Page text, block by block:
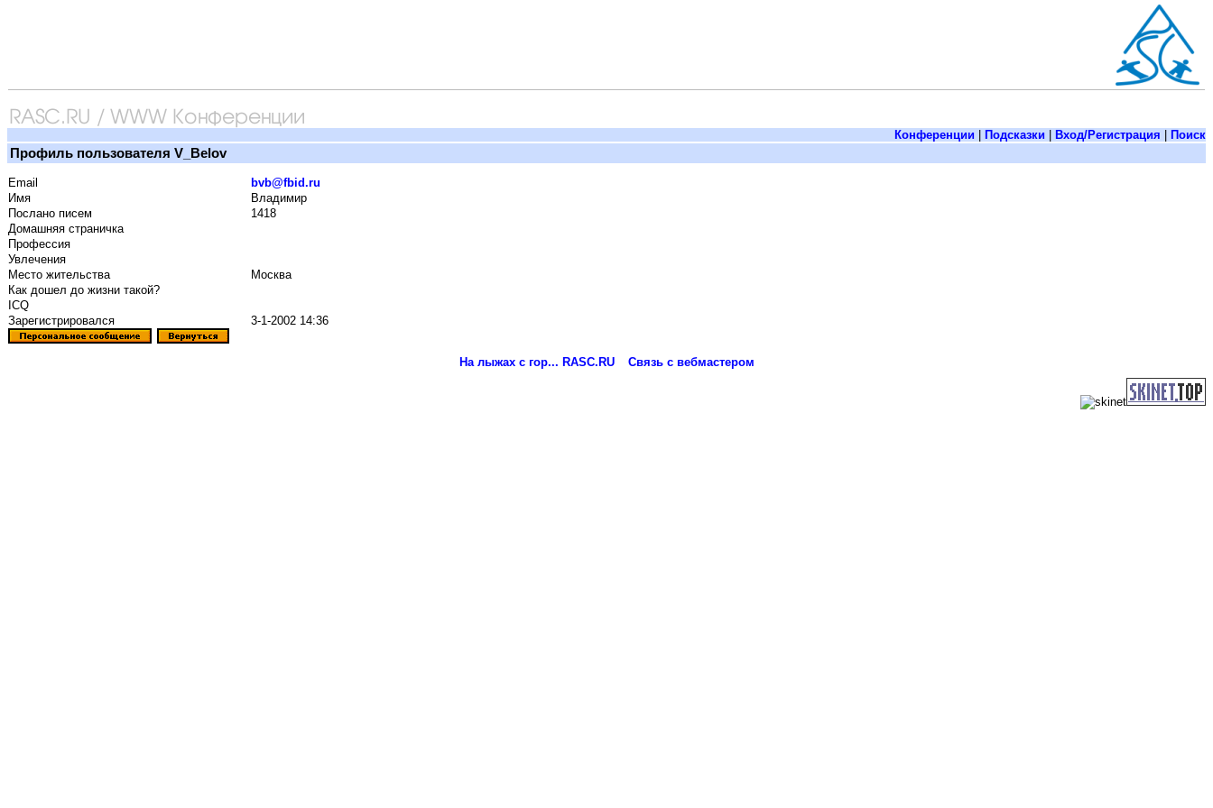
Конференции Подсказки Вход/Регистрация Поиск
Профиль пользователя V_Belov
Email
bvb@fbid.ru
Имя
Владимир
Послано писем
1418
Домашняя страничка
Профессия
Увлечения
Место жительства
Москва
Как дошел до жизни такой?
ICQ
Зарегистрировался
3-1-2002 14:36
На лыжах с гор... RASC.RU Связь с вебмастером